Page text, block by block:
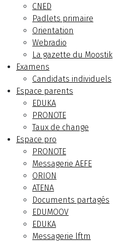
CNED
Padlets primaire
Orientation
Webradio
La gazette du Moostik
Examens
Candidats individuels
Espace parents
EDUKA
PRONOTE
Taux de change
Espace pro
PRONOTE
Messagerie AEFE
ORION
ATENA
Documents partagés
EDUMOOV
EDUKA
Messagerie lftm